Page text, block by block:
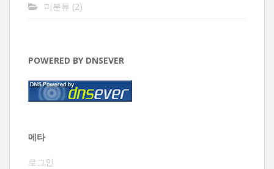
미분류 (2)
POWERED BY DNSEVER
메타
로그인